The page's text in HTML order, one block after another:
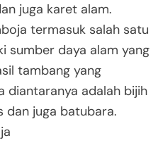
juga karet alam.
termasuk salah satu
sumber daya alam yang
tambang yang
diantaranya adalah bijih
dan juga batubara.